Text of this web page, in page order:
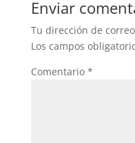
o
o
k
p
p
Enviar
Tu dirección de
Los campos
Comentario *